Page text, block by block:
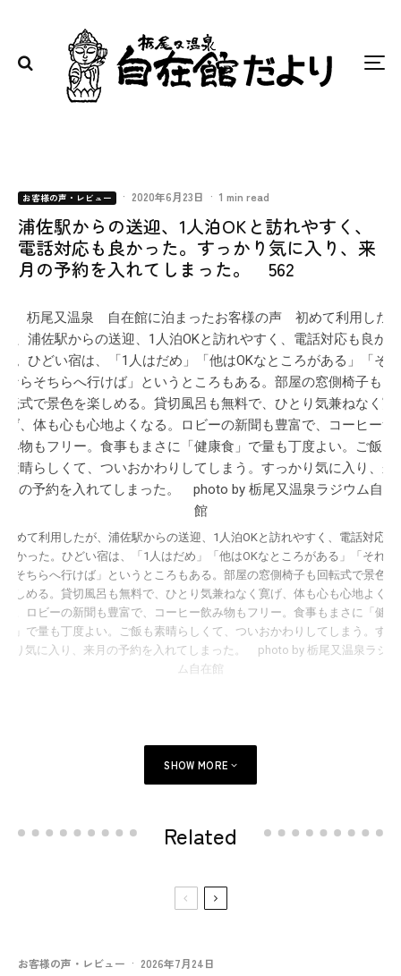
お客様の声・レビュー · 2020年6月23日 · 1 min read
浦佐駅からの送迎、1人泊OKと訪れやすく、
電話対応も良かった。すっかり気に入り、来
月の予約を入れてしまった。 562
初めて利用したが、浦佐駅からの送迎、1人泊OKと訪れやすく、電話対応も
良かった。ひどい宿は、「1人はだめ」「他はOKなところがある」「それな
らそちらへ行けば」というところもある。部屋の窓側椅子も回転式で景色を
楽しめる。貸切風呂も無料で、ひとり気兼ねなく寛げ、体も心も心地よくな
る。ロビーの新聞も豊富で、コーヒー飲み物もフリー。食事もまさに「健康
食」で量も丁度よい。ご飯も素晴らしくて、ついおかわりしてしまう。すっ
かり気に入り、来月の予約を入れてしまった。 photo by 栃尾又温泉ラジウ
ム自在館
SHOW MORE
Related
お客様の声・レビュー · 2026年7月24日